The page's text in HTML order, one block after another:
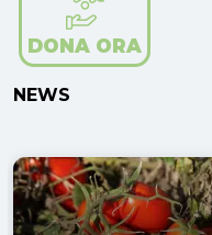
DONA ORA
NEWS